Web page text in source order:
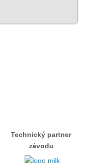
Technický partner
závodu